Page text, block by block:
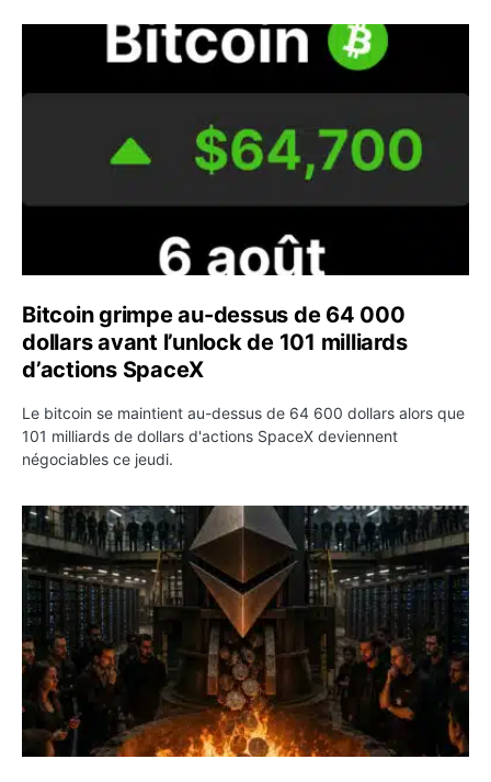
Bitcoin grimpe au-dessus de 64 000 dollars avant
Bitcoin grimpe au-dessus de 64 000
dollars avant l’unlock de 101 milliards
d’actions SpaceX
Le bitcoin se maintient au-dessus de 64 600 dollars alors que
101 milliards de dollars d'actions SpaceX deviennent
négociables ce jeudi.
ETH : Ethereum veut brûler les récompenses des